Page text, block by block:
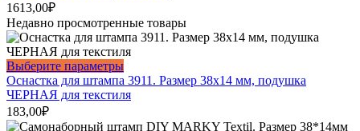
вариаций.
Опции
можно
выбрать
на
странице
товара.
1613,00₽
Недавно просмотренные товары
Выберите параметрыЭтот
товар
имеет
вариаций.
Оснастка для штампа 3911. Размер 38х14 мм, подушка
ЧЕРНАЯ для текстиля
183,00₽